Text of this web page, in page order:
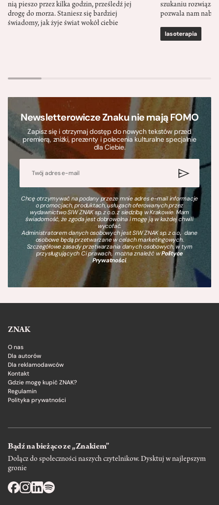
nią pieszo przez kilka godzin, prześledź jej
drogę do morza. Staniesz się bardziej
świadomy, jak żyje świat wokół ciebie
szukaniu
pozwala nam
lasoterapia
Newsletterowicze Znaku nie mają FOMO
Zapisz się i otrzymaj dostęp do nowych tekstów przed
premierą, zniżki, prezenty i polecenia kulturalne specjalnie
dla Ciebie.
Chcę otrzymywać na podany przeze mnie adres e-mail informacje
o promocjach, produktach, usługach oferowanych przez
wydawnictwo SIW ZNAK sp. z o.o. z siedzibą w Krakowie. Mam
świadomość, że zgoda jest dobrowolna i mogę ją w każdej chwili
wycofać.
Administratorem danych osobowych jest SIW ZNAK sp. z o.o., dane
osobowe będą przetwarzane w celach marketingowych.
Szczegółowe zasady przetwarzania danych osobowych, w tym
przysługujących Ci prawach, można znaleźć wPolityce
Prywatności.
ZNAK
O nas
Dla autorów
Dla reklamodawców
Kontakt
Gdzie mogę kupić ZNAK?
Regulamin
Polityka prywatności
Bądź na bieżąco ze „Znakiem”
Dołącz do społeczności naszych czytelnikow. Dysktuj w najlepszym
gronie